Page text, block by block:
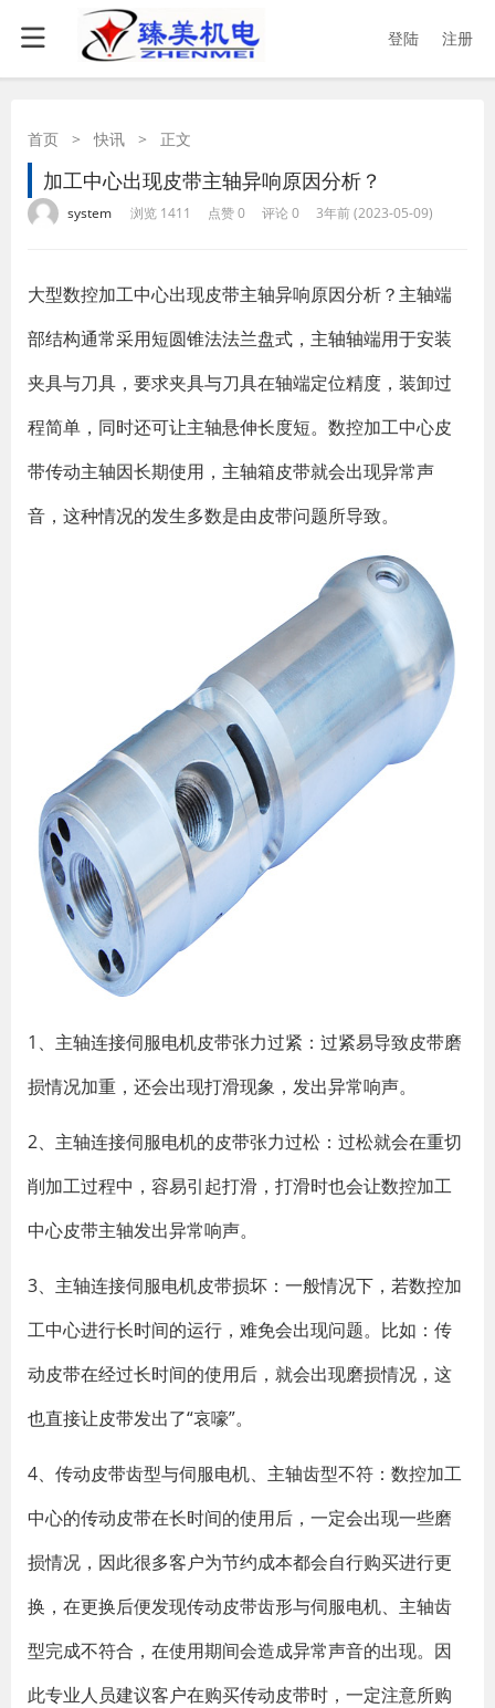
登陆 注册
首页 > 快讯 > 正文
加工中心出现皮带主轴异响原因分析？
system 浏览 1411 点赞 0 评论 0 3年前 (2023-05-09)
​大型数控加工中心出现皮带主轴异响原因分析？主轴端
部结构通常采用短圆锥法法兰盘式，主轴轴端用于安装
夹具与刀具，要求夹具与刀具在轴端定位精度，装卸过
程简单，同时还可让主轴悬伸长度短。数控加工中心皮
带传动主轴因长期使用，主轴箱皮带就会出现异常声
音，这种情况的发生多数是由皮带问题所导致。
1、主轴连接伺服电机皮带张力过紧：过紧易导致皮带磨
损情况加重，还会出现打滑现象，发出异常响声。
2、主轴连接伺服电机的皮带张力过松：过松就会在重切
削加工过程中，容易引起打滑，打滑时也会让数控加工
中心皮带主轴发出异常响声。
3、主轴连接伺服电机皮带损坏：一般情况下，若数控加
工中心进行长时间的运行，难免会出现问题。比如：传
动皮带在经过长时间的使用后，就会出现磨损情况，这
也直接让皮带发出了“哀嚎”。
4、传动皮带齿型与伺服电机、主轴齿型不符：数控加工
中心的传动皮带在长时间的使用后，一定会出现一些磨
损情况，因此很多客户为节约成本都会自行购买进行更
换，在更换后便发现传动皮带齿形与伺服电机、主轴齿
型完成不符合，在使用期间会造成异常声音的出现。因
此专业人员建议客户在购买传动皮带时，一定注意所购